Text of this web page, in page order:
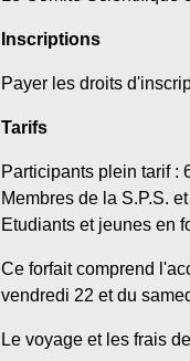
Inscriptions
Payer les droits
Tarifs
Participants plein tarif :
Membres de la S.P.S.
Etudiants et jeunes en
Ce forfait comprend
vendredi 22 et du
Le voyage et les frais